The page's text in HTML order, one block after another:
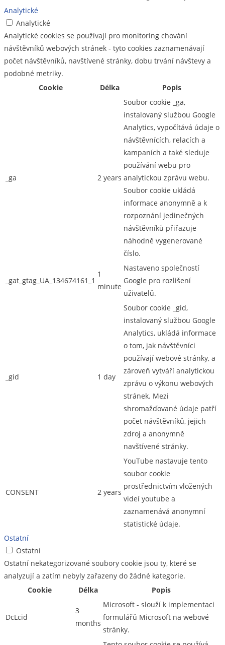
Analytické
Analytické
Analytické cookies se používají pro monitoring chování
návštěvníků webových stránek - tyto cookies zaznamenávají
počet návštěvníků, navštívené stránky, dobu trvání návštevy a
podobné metriky.
Cookie
Délka Popis
_ga 2 years
Soubor cookie _ga,
instalovaný službou Google
Analytics, vypočítává údaje o
návštěvnících, relacích a
kampaních a také sleduje
používání webu pro
analytickou zprávu webu.
Soubor cookie ukládá
informace anonymně a k
rozpoznání jedinečných
návštěvníků přiřazuje
náhodně vygenerované
číslo.
_gat_gtag_UA_134674161_1
1
minute
Nastaveno společností
Google pro rozlišení
uživatelů.
_gid 1 day
Soubor cookie _gid,
instalovaný službou Google
Analytics, ukládá informace
o tom, jak návštěvníci
používají webové stránky, a
zároveň vytváří analytickou
zprávu o výkonu webových
stránek. Mezi
shromažďované údaje patří
počet návštěvníků, jejich
zdroj a anonymně
navštívené stránky.
CONSENT 2 years
YouTube nastavuje tento
soubor cookie
prostřednictvím vložených
videí youtube a
zaznamenává anonymní
statistické údaje.
Ostatní
Ostatní
Ostatní nekategorizované soubory cookie jsou ty, které se
analyzují a zatím nebyly zařazeny do žádné kategorie.
Cookie
Délka Popis
DcLcid
3
months
Microsoft - slouží k implementaci
formulářů Microsoft na webové
stránky.